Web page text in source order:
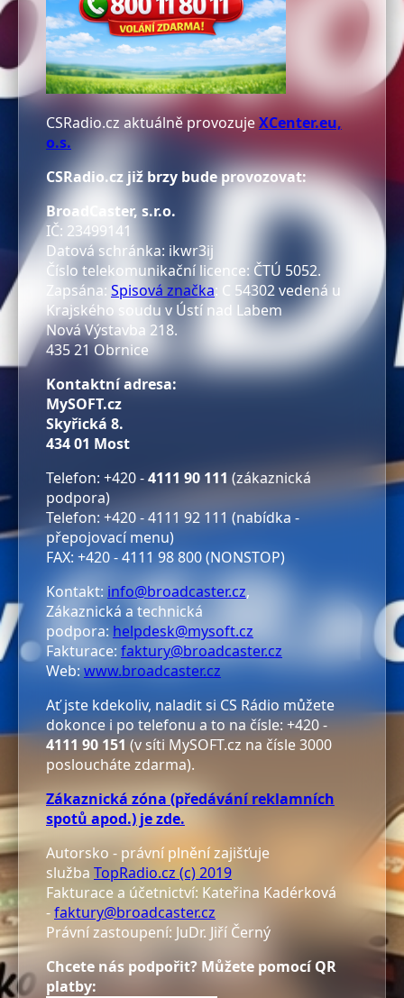
CSRadio.cz aktuálně provozujeXCenter.eu,
o.s.
CSRadio.cz již brzy bude provozovat:
BroadCaster, s.r.o.
IČ: 23499141
Datová schránka: ikwr3ij
Číslo telekomunikační licence: ČTÚ 5052.
Zapsána: Spisová značka: C 54302 vedená u
Krajského soudu v Ústí nad Labem
Nová Výstavba 218.
435 21 Obrnice
Kontaktní adresa:
MySOFT.cz
Skyřická 8.
434 01 Most
Telefon: +420 -4111 90 111 (zákaznická
podpora)
Telefon: +420 - 4111 92 111 (nabídka -
přepojovací menu)
FAX: +420 - 4111 98 800 (NONSTOP)
Kontakt: info@broadcaster.cz,
Zákaznická a technická
podpora: helpdesk@mysoft.cz
Fakturace: faktury@broadcaster.cz
Web:www.broadcaster.cz
Ať jste kdekoliv, naladit si CS Rádio můžete
dokonce i po telefonu a to na čísle: +420 -
4111 90 151 (v síti MySOFT.cz na čísle 3000
posloucháte zdarma).
Zákaznická zóna (předávání reklamních
spotů apod.) je zde.
Autorsko - právní plnění zajišťuje
služba TopRadio.cz (c) 2019
Fakturace a účetnictví: Kateřina Kadérková
-faktury@broadcaster.cz
Právní zastoupení: JuDr. Jiří Černý
Chcete nás podpořit? Můžete pomocí QR
platby: